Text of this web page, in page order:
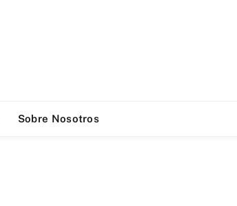
Sobre Nosotros